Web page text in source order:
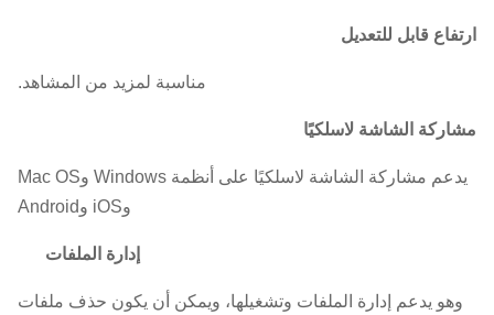
ارتفاع قابل للتعديل
مناسبة لمزيد من المشاهد.
مشاركة الشاشة لاسلكيًا
يدعم مشاركة الشاشة لاسلكيًا على أنظمة Windows وMac OS
وiOS وAndroid
إدارة الملفات
وهو يدعم إدارة الملفات وتشغيلها، ويمكن أن يكون حذف ملفات